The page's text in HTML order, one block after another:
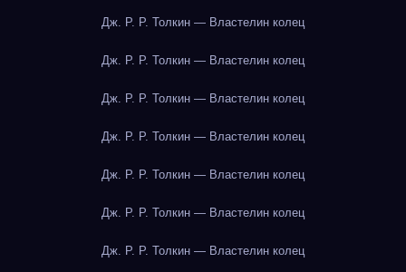
Дж. Р. Р. Толкин — Властелин колец
Дж. Р. Р. Толкин — Властелин колец
Дж. Р. Р. Толкин — Властелин колец
Дж. Р. Р. Толкин — Властелин колец
Дж. Р. Р. Толкин — Властелин колец
Дж. Р. Р. Толкин — Властелин колец
Дж. Р. Р. Толкин — Властелин колец